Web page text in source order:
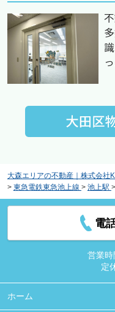
大森エリアの不動産｜株式会社
> 東急電鉄東急池上線 > 池上駅 >
電
営業時
定
ホーム